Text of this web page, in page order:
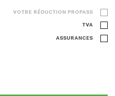
VOTRE RÉDUCTION PROPASS
TVA
ASSURANCES